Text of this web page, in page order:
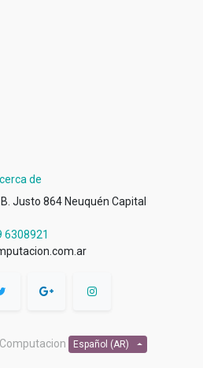
de
Justo 864 Neuquén Capital
6308921
Español (AR)